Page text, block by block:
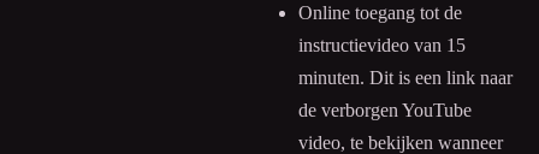
Online toegang tot de
instructievideo van 15
minuten. Dit is een link naar
de verborgen YouTube
video, te bekijken wanneer